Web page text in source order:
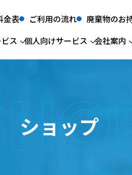
金表 ご利用の流れ 廃棄物のお
ス
食品リサイクル
グリストラップ
汚泥
個人向けサービス 会社案内
産業廃棄物
一般廃棄物許認可一覧
所屬団体
CSR情報
陽光パネルリサイクル
蓄
濃度PCB廃棄物
建
食品リサイクル
療系廃棄物
ショップ